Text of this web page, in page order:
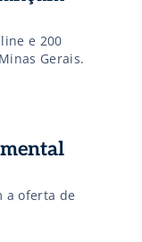
e 200
Gerais.
a oferta de